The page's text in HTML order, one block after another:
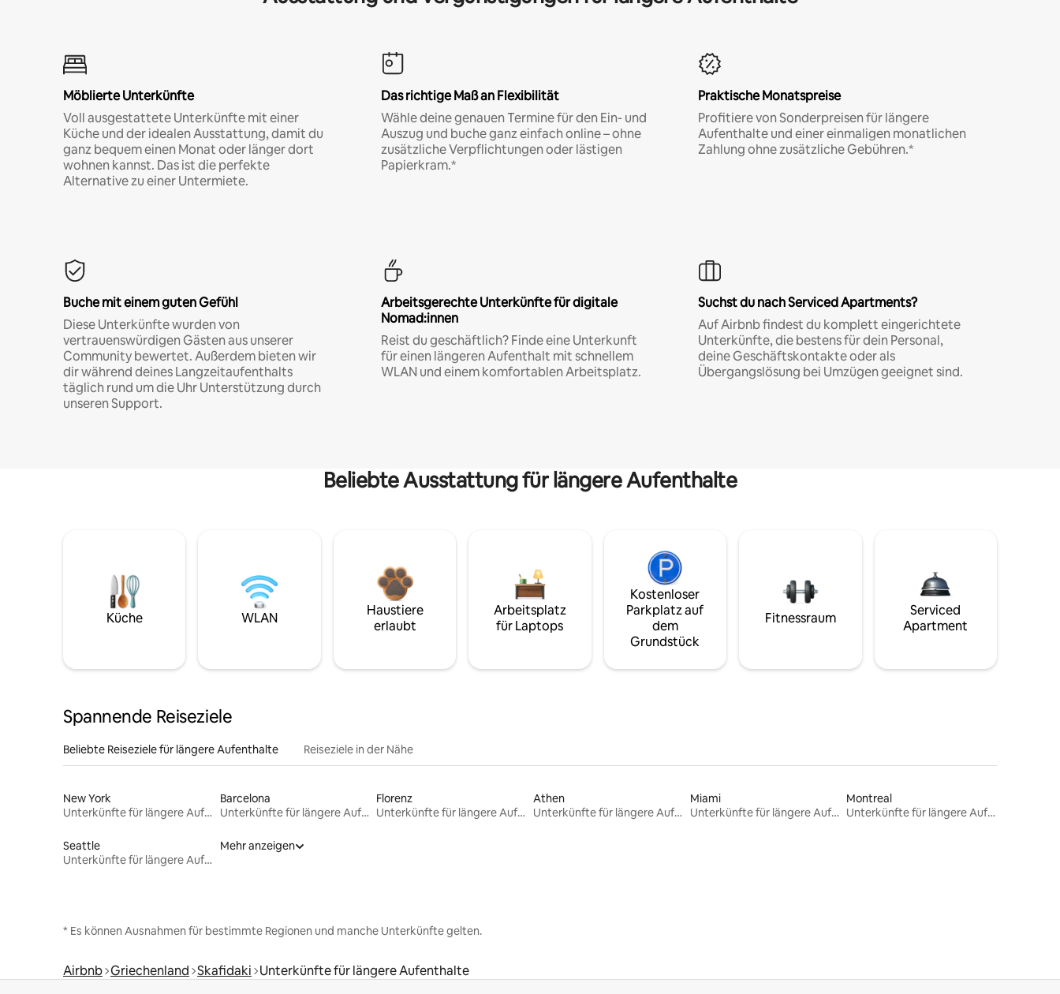
Möblierte Unterkünfte
Voll ausgestattete Unterkünfte mit einer
Küche und der idealen Ausstattung, damit du
ganz bequem einen Monat oder länger dort
wohnen kannst. Das ist die perfekte
Alternative zu einer Untermiete.
Das richtige Maß an Flexibilität
Wähle deine genauen Termine für den Ein- und
Auszug und buche ganz einfach online – ohne
zusätzliche Verpflichtungen oder lästigen
Papierkram.*
Praktische Monatspreise
Profitiere von Sonderpreisen für längere
Aufenthalte und einer einmaligen monatlichen
Zahlung ohne zusätzliche Gebühren.*
Buche mit einem guten Gefühl
Diese Unterkünfte wurden von
vertrauenswürdigen Gästen aus unserer
Community bewertet. Außerdem bieten wir
dir während deines Langzeitaufenthalts
täglich rund um die Uhr Unterstützung durch
unseren Support.
Arbeitsgerechte Unterkünfte für digitale
Nomad:innen
Reist du geschäftlich? Finde eine Unterkunft
für einen längeren Aufenthalt mit schnellem
WLAN und einem komfortablen Arbeitsplatz.
Suchst du nach Serviced Apartments?
Auf Airbnb findest du komplett eingerichtete
Unterkünfte, die bestens für dein Personal,
deine Geschäftskontakte oder als
Übergangslösung bei Umzügen geeignet sind.
Beliebte Ausstattung für längere Aufenthalte
Küche WLAN
Haustiere
erlaubt
Arbeitsplatz
für Laptops
Kostenloser
Parkplatz auf
dem
Grundstück
Fitnessraum
Serviced
Apartment
Spannende Reiseziele
Beliebte Reiseziele für längere Aufenthalte Reiseziele in der Nähe
New York
Unterkünfte für längere Aufenthalte
Barcelona
Unterkünfte für längere Aufenthalte
Florenz
Unterkünfte für längere Aufenthalte
Athen
Unterkünfte für längere Aufenthalte
Miami
Unterkünfte für längere Aufenthalte
Montreal
Unterkünfte für längere Aufenthalte
Seattle
Unterkünfte für längere Aufenthalte
Mehr anzeigen
* Es können Ausnahmen für bestimmte Regionen und manche Unterkünfte gelten.
Airbnb Griechenland Skafidaki Unterkünfte für längere Aufenthalte